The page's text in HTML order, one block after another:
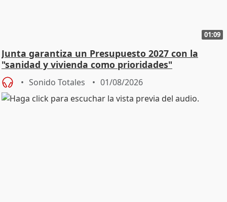
01:09
Junta garantiza un Presupuesto 2027 con la
"sanidad y vivienda como prioridades"
Sonido Totales 01/08/2026